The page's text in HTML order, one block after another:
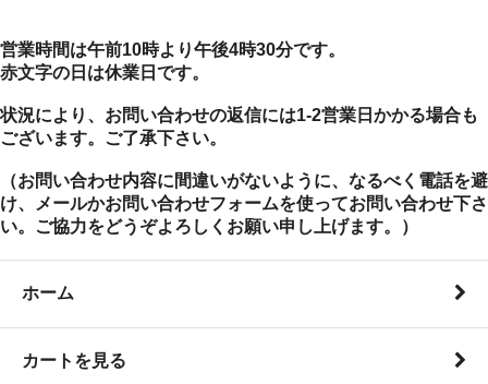
営業時間は午前10時より午後4時30分です。
赤文字の日は休業日です。
状況により、お問い合わせの返信には1-2営業日かかる場合も
ございます。ご了承下さい。
（お問い合わせ内容に間違いがないように、なるべく電話を避
け、メールかお問い合わせフォームを使ってお問い合わせ下さ
い。ご協力をどうぞよろしくお願い申し上げます。）
ホーム
カートを見る